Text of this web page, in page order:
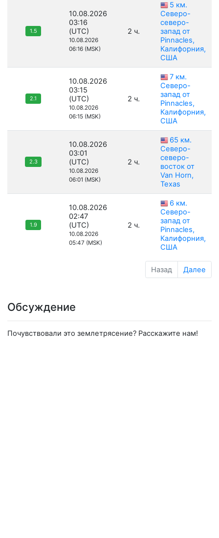
1.5
10.08.2026
03:16
(UTC)
10.08.2026
06:16 (MSK)
2 ч.
5 км.
Северо-
северо-
запад от
Pinnacles,
Калифорния,
США
2.1
10.08.2026
03:15
(UTC)
10.08.2026
06:15 (MSK)
2 ч.
7 км.
Северо-
запад от
Pinnacles,
Калифорния,
США
2.3
10.08.2026
03:01
(UTC)
10.08.2026
06:01 (MSK)
2 ч.
65 км.
Северо-
северо-
восток от
Van Horn,
Texas
1.9
10.08.2026
02:47
(UTC)
10.08.2026
05:47 (MSK)
2 ч.
6 км.
Северо-
запад от
Pinnacles,
Калифорния,
США
Назад Далее
Обсуждение
Почувствовали это землетрясение? Расскажите нам!